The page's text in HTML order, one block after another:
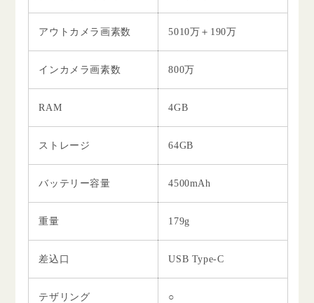
アウトカメラ画素数 5010万＋190万
インカメラ画素数 800万
RAM 4GB
ストレージ 64GB
バッテリー容量 4500mAh
重量 179g
差込口 USB Type-C
テザリング ○